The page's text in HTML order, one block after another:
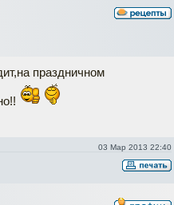
праздничном
03 Мар 2013 22:40